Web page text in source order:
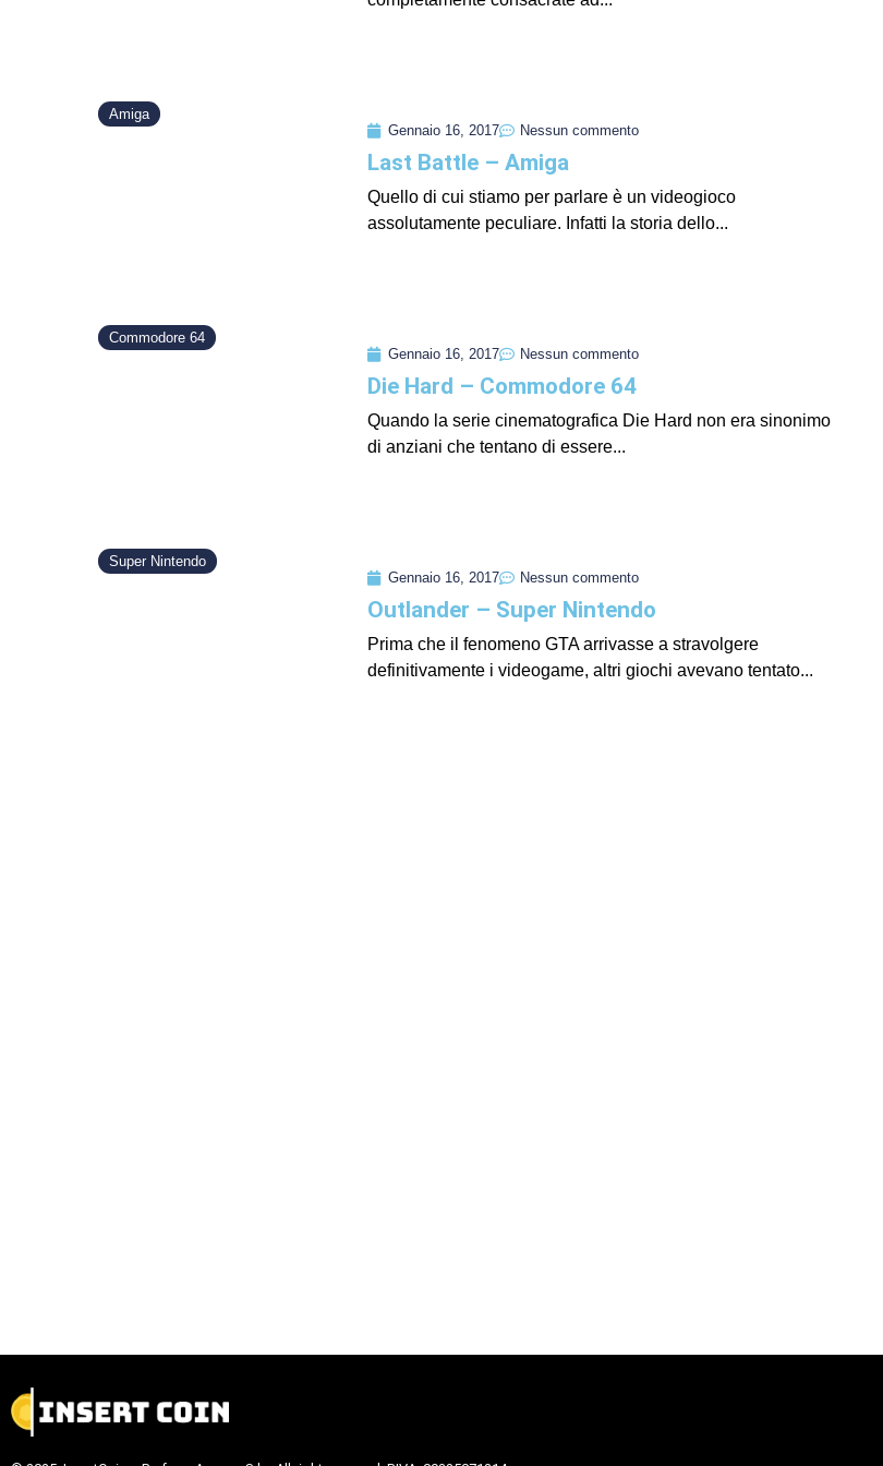
Amiga
Gennaio 16, 2017
Nessun commento
Last Battle – Amiga
Quello di cui stiamo per parlare è un videogioco
assolutamente peculiare. Infatti la storia dello...
Commodore 64
Gennaio 16, 2017
Nessun commento
Die Hard – Commodore 64
Quando la serie cinematografica Die Hard non era sinonimo
di anziani che tentano di essere...
Super Nintendo
Gennaio 16, 2017
Nessun commento
Outlander – Super Nintendo
Prima che il fenomeno GTA arrivasse a stravolgere
definitivamente i videogame, altri giochi avevano tentato...